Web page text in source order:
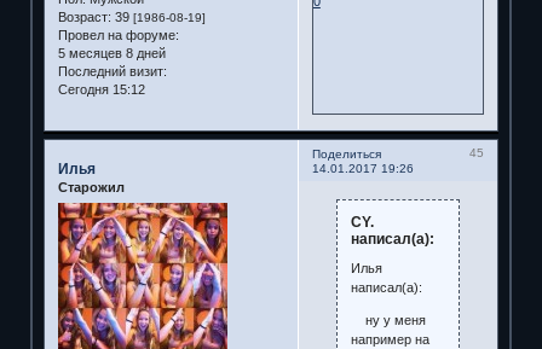
Возраст: 39 [1986-08-19]
Провел на форуме:
5 месяцев 8 дней
Последний визит:
Сегодня 15:12
Поделиться
45
14.01.2017 19:26
Илья
Старожил
CY.
написал(а):
Илья
написал(а):
ну у меня
например на